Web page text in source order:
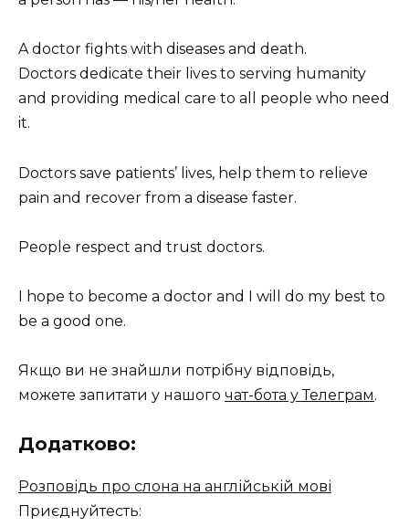
A doctor fights with diseases and death.
Doctors dedicate their lives to serving humanity
and providing medical care to all people who need
it.
Doctors save patients’ lives, help them to relieve
pain and recover from a disease faster.
People respect and trust doctors.
I hope to become a doctor and I will do my best to
be a good one.
Якщо ви не знайшли потрібну відповідь,
можете запитати у нашого чат-бота у Телеграм.
Додатково:
Розповідь про слона на англійській мові
Приєднуйтесть: